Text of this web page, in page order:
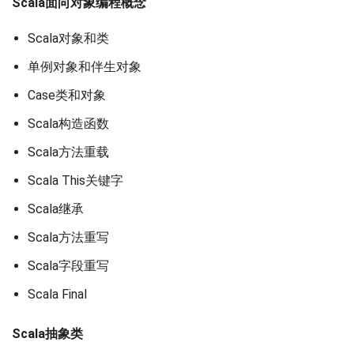
Scala对象和类
单例对象和伴生对象
Case类和对象
Scala构造函数
Scala方法重载
Scala This关键字
Scala继承
Scala方法重写
Scala字段重写
Scala Final
Scala抽象类